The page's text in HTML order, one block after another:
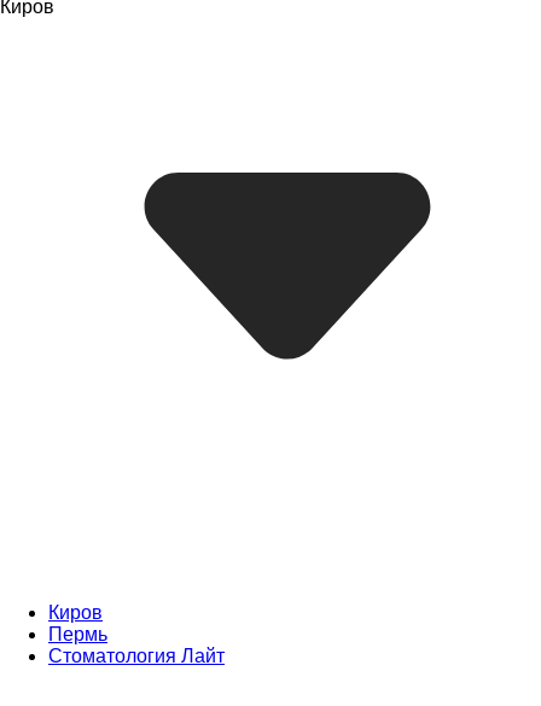
Киров
Киров
Пермь
Стоматология Лайт